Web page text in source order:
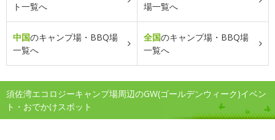
ト一覧へ
場一覧へ
中国のキャンプ場・BBQ場
一覧へ
全国のキャンプ場・BBQ場
一覧へ
須佐湾エコロジーキャンプ場周辺のGW(ゴールデンウィーク)イベン
ト・おでかけスポット